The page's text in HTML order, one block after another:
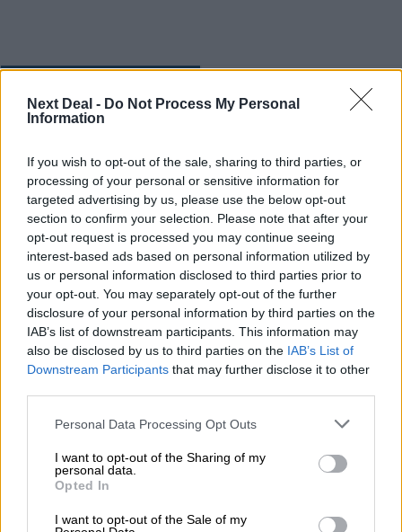
Next Deal - Do Not Process My Personal
Information
If you wish to opt-out of the sale, sharing to third parties, or
processing of your personal or sensitive information for
targeted advertising by us, please use the below opt-out
section to confirm your selection. Please note that after your
opt-out request is processed you may continue seeing
interest-based ads based on personal information utilized by
us or personal information disclosed to third parties prior to
your opt-out. You may separately opt-out of the further
disclosure of your personal information by third parties on the
IAB’s list of downstream participants. This information may
also be disclosed by us to third parties on the IAB’s List of
Downstream Participants that may further disclose it to other
Personal Data Processing Opt Outs
I want to opt-out of the Sharing of my
personal data.
Opted In
I want to opt-out of the Sale of my
Όταν η επόμενη μέρα είναι στάχτη, τι θα πει ο Ασφαλιστικός
Διαμεσολαβητής στον πελάτη κλάδου υγείας;
12:22
Kavita Patel - PhARMA Innovation Forum: Ένα στα πέντε
καινοτόμα φάρμακα φτάνει τελικά στην Ελλάδα
11:37
Μείωση ασφαλιστικών εισφορών ύψους 240 εκατ. ευρώ
ζητούν οι έμποροι από την Κυβέρνηση
10:45
Στέλιος Λιανός – INTERAMERICAN / Αθηναϊκή Γενική Κλινική
Η γαλλική «ψήφος» στο «καλώδιο» και τα συμφέροντα, οι